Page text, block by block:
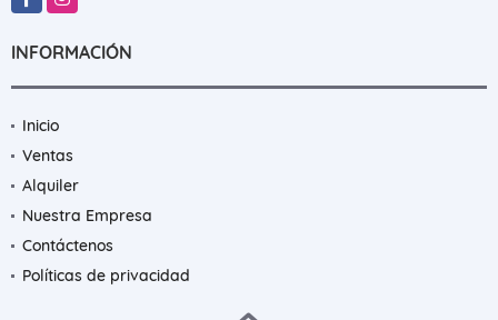
INFORMACIÓN
Inicio
Ventas
Alquiler
Nuestra Empresa
Contáctenos
Políticas de privacidad